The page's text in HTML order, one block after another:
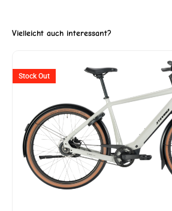
Vielleicht auch interessant?
Stock Out